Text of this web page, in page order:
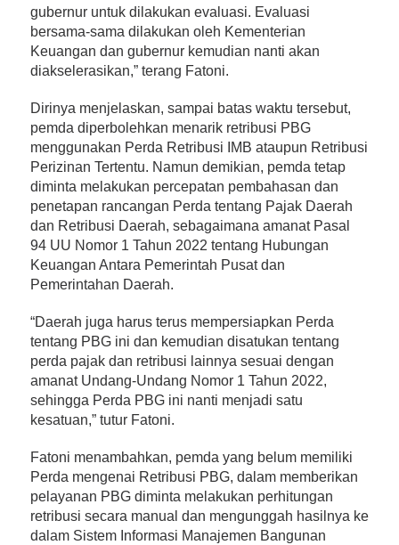
gubernur untuk dilakukan evaluasi. Evaluasi
bersama-sama dilakukan oleh Kementerian
Keuangan dan gubernur kemudian nanti akan
diakselerasikan,” terang Fatoni.
Dirinya menjelaskan, sampai batas waktu tersebut,
pemda diperbolehkan menarik retribusi PBG
menggunakan Perda Retribusi IMB ataupun Retribusi
Perizinan Tertentu. Namun demikian, pemda tetap
diminta melakukan percepatan pembahasan dan
penetapan rancangan Perda tentang Pajak Daerah
dan Retribusi Daerah, sebagaimana amanat Pasal
94 UU Nomor 1 Tahun 2022 tentang Hubungan
Keuangan Antara Pemerintah Pusat dan
Pemerintahan Daerah.
“Daerah juga harus terus mempersiapkan Perda
tentang PBG ini dan kemudian disatukan tentang
perda pajak dan retribusi lainnya sesuai dengan
amanat Undang-Undang Nomor 1 Tahun 2022,
sehingga Perda PBG ini nanti menjadi satu
kesatuan,” tutur Fatoni.
Fatoni menambahkan, pemda yang belum memiliki
Perda mengenai Retribusi PBG, dalam memberikan
pelayanan PBG diminta melakukan perhitungan
retribusi secara manual dan mengunggah hasilnya ke
dalam Sistem Informasi Manajemen Bangunan